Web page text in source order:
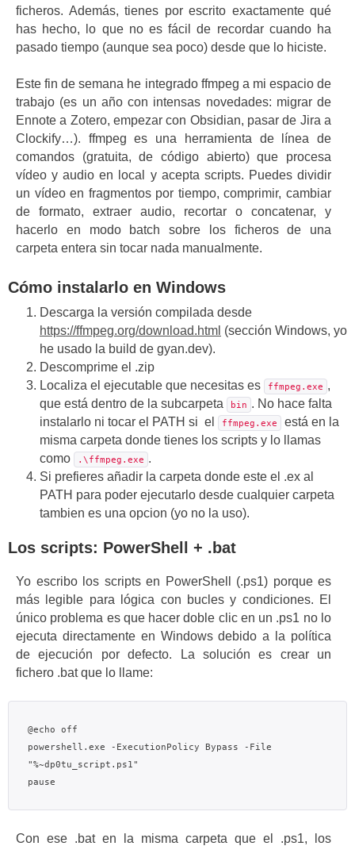
ficheros. Además, tienes por escrito exactamente qué
has hecho, lo que no es fácil de recordar cuando ha
pasado tiempo (aunque sea poco) desde que lo hiciste.
Este fin de semana he integrado ffmpeg a mi espacio de
trabajo (es un año con intensas novedades: migrar de
Ennote a Zotero, empezar con Obsidian, pasar de Jira a
Clockify…). ffmpeg es una herramienta de línea de
comandos (gratuita, de código abierto) que procesa
vídeo y audio en local y acepta scripts. Puedes dividir
un vídeo en fragmentos por tiempo, comprimir, cambiar
de formato, extraer audio, recortar o concatenar, y
hacerlo en modo batch sobre los ficheros de una
carpeta entera sin tocar nada manualmente.
Cómo instalarlo en Windows
Descarga la versión compilada desde
https://ffmpeg.org/download.html (sección Windows, yo
he usado la build de gyan.dev).
Descomprime el .zip
Localiza el ejecutable que necesitas es
ffmpeg.exe ,
que está dentro de la subcarpeta
bin . No hace falta
instalarlo ni tocar el PATH si el
ffmpeg.exe
está en la
misma carpeta donde tienes los scripts y lo llamas
como
.\ffmpeg.exe .
Si prefieres añadir la carpeta donde este el .ex al
PATH para poder ejecutarlo desde cualquier carpeta
tambien es una opcion (yo no la uso).
Los scripts: PowerShell + .bat
Yo escribo los scripts en PowerShell (.ps1) porque es
más legible para lógica con bucles y condiciones. El
único problema es que hacer doble clic en un .ps1 no lo
ejecuta directamente en Windows debido a la política
de ejecución por defecto. La solución es crear un
fichero .bat que lo llame:
@echo off
powershell.exe -ExecutionPolicy Bypass -File
"%~dp0tu_script.ps1"
Con ese .bat en la misma carpeta que el .ps1, los